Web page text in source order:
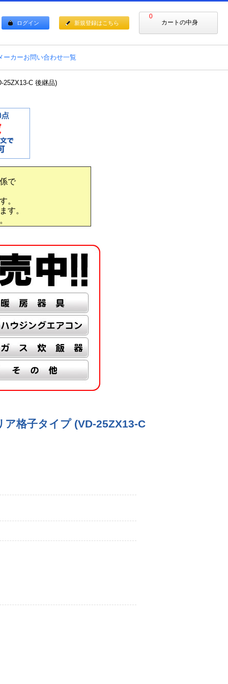
0
カートの中身
ログイン 新規登録はこちら
ーカーお問い合わせ一覧
25ZX13-C 後継品)
で
。
す。
ア格子タイプ (VD-25ZX13-C